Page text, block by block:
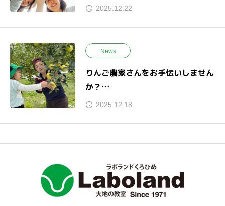
2025.12.22
News
りんご農家さんをお手伝いしません
か？
援農体験宿泊プラン
2025.12.18